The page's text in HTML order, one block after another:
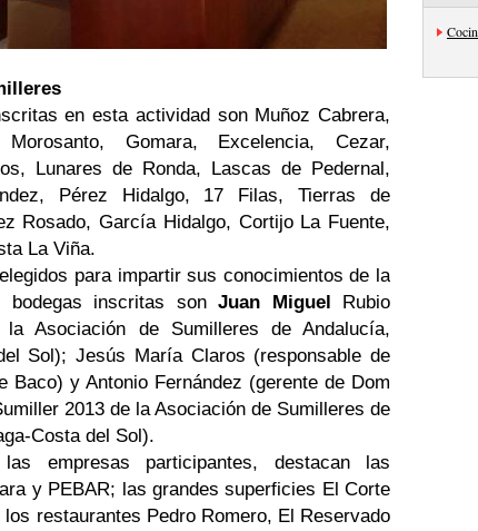
en esta actividad son Muñoz Cabrera,
Gomara, Excelencia, Cezar,
Lunares de Ronda, Lascas de Pedernal,
Pérez Hidalgo, 17 Filas, Tierras de
Rosado, García Hidalgo, Cortijo La Fuente,
La Viña.
para impartir sus conocimientos de la
inscritas son Juan Miguel Rubio
la Asociación de Sumilleres de Andalucía,
Sol); Jesús María Claros (responsable de
Baco) y Antonio Fernández (gerente de Dom
2013 de la Asociación de Sumilleres de
Costa del Sol).
empresas participantes, destacan las
y PEBAR; las grandes superficies El Corte
restaurantes Pedro Romero, El Reservado